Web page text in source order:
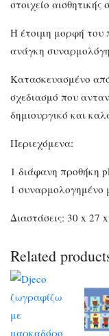
στοιχείο
Η έτοιμη μορφή του
ανάγκη
Κατασκευασμένο
σχεδιασμό που
δημιουργικό και
Περιεχόμενα:
1 διάφανη προθήκη
1 συναρμολογημένο
Διαστάσεις: 30 x 27
Related